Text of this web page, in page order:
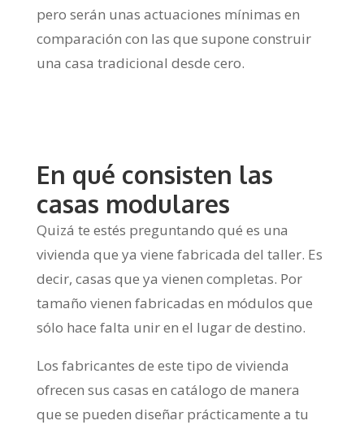
pero serán unas actuaciones mínimas en
comparación con las que supone construir
una casa tradicional desde cero.
En qué consisten las
casas modulares
Quizá te estés preguntando qué es una
vivienda que ya viene fabricada del taller. Es
decir, casas que ya vienen completas. Por
tamaño vienen fabricadas en módulos que
sólo hace falta unir en el lugar de destino.
Los fabricantes de este tipo de vivienda
ofrecen sus casas en catálogo de manera
que se pueden diseñar prácticamente a tu